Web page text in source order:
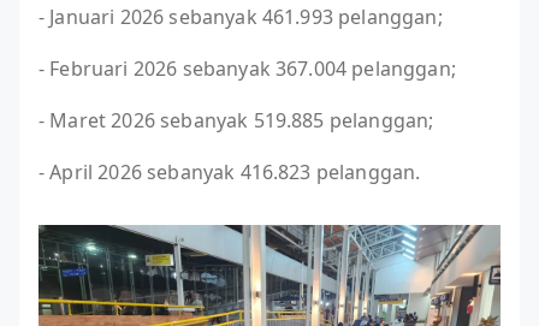
- Januari 2026 sebanyak 461.993 pelanggan;
- Februari 2026 sebanyak 367.004 pelanggan;
- Maret 2026 sebanyak 519.885 pelanggan;
- April 2026 sebanyak 416.823 pelanggan.